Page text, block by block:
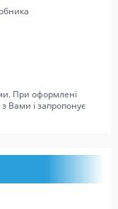
При оформлені
Вами і запропонує